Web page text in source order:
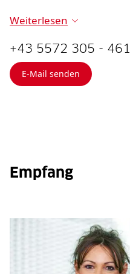
Weiterlesen
+43 5572 305 - 461
E-Mail senden
Empfang